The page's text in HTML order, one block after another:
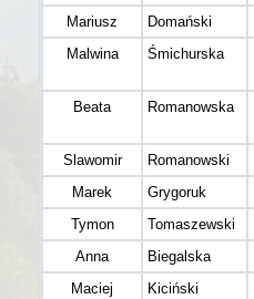
Mariusz
Domański
Malwina
Śmichurska
Beata Romanowska
Slawomir Romanowski
Marek
Grygoruk
Tymon
Tomaszewski
Anna
Biegalska
Maciej
Kiciński